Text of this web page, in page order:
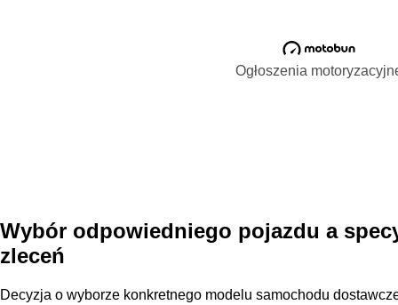
Ogłoszenia
Wybór odpowiedniego pojazdu a
zleceń
Decyzja o wyborze konkretnego modelu samochodu